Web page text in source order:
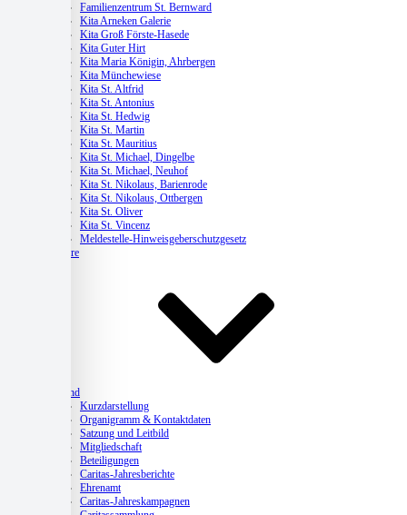
Familienzentrum St. Bernward
Kita Arneken Galerie
Kita Groß Förste-Hasede
Kita Guter Hirt
Kita Maria Königin, Ahrbergen
Kita Münchewiese
Kita St. Altfrid
Kita St. Antonius
Kita St. Hedwig
Kita St. Martin
Kita St. Mauritius
Kita St. Michael, Dingelbe
Kita St. Michael, Neuhof
Kita St. Nikolaus, Barienrode
Kita St. Nikolaus, Ottbergen
Kita St. Oliver
Kita St. Vincenz
Meldestelle-Hinweisgeberschutzgesetz
Karriere
Verband
Kurzdarstellung
Organigramm & Kontaktdaten
Satzung und Leitbild
Mitgliedschaft
Beteiligungen
Caritas-Jahresberichte
Ehrenamt
Caritas-Jahreskampagnen